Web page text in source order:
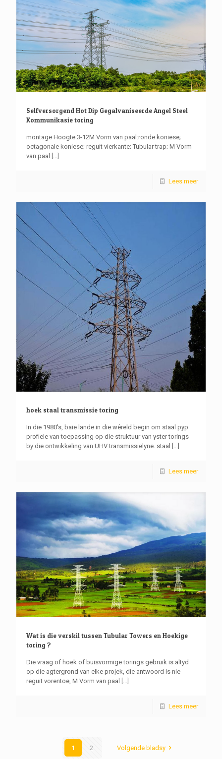
Selfversorgend Hot Dip Gegalvaniseerde Angel Steel
Kommunikasie toring
montage Hoogte:3-12M Vorm van paal:ronde koniese;
octagonale koniese; reguit vierkante; Tubular trap; M Vorm
van paal
Lees meer
hoek staal transmissie toring
In die 1980's, baie lande in die wêreld begin om staal pyp
profiele van toepassing op die struktuur van yster torings
by die ontwikkeling van UHV transmissielyne. staal
Lees meer
Wat is die verskil tussen Tubular Towers en Hoekige
toring ?
Die vraag of hoek of buisvormige torings gebruik is altyd
op die agtergrond van elke projek, die antwoord is nie
reguit vorentoe, M Vorm van paal
[...]
Lees meer
1 2 Volgende bladsy